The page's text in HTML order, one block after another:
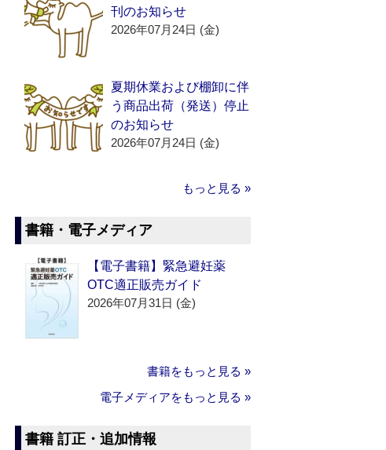
刊のお知らせ
2026年07月24日 (金)
夏期休業および棚卸に伴
う商品出荷（発送）停止
のお知らせ
2026年07月24日 (金)
もっと見る »
書籍・電子メディア
【電子書籍】緊急避妊薬
OTC適正販売ガイド
2026年07月31日 (金)
書籍をもっと見る »
電子メディアをもっと見る »
書籍 訂正・追加情報